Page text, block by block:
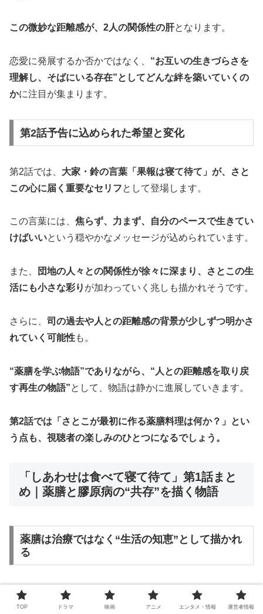
この微妙な距離感が、2人の関係性の肝となります。
恋愛に発展するか否かではなく、 “お互いの生きづらさを
理解し、そばにいる存在”としてどんな絆を築いていくの
かに注目が集まります。
第2話予告に込められた希望と変化
第2話では、 大家・鈴の言葉「果報は寝て待て」が、さと
この心に届く重要なセリフとして登場します。
この言葉には、 焦らず、力まず、自分のペースで生きてい
けばいいという穏やかなメッセージが込められています。
また、
団地の人々との関係性が徐々に深まり、さとこの生
活にも小さな彩り が加わっていく兆しも描かれそうです。
さらに、 司の過去や人との距離感の背景が少しずつ明かさ
れていく可能性も。
“薬膳を学ぶ物語”でありながら、“人との距離感を取り戻
す再生の物語”として、物語は静かに進展していきます。
第2話では「さとこが最初に作る薬膳料理は何か？」とい
う点も、視聴者の楽しみのひとつになるでしょう。
「しあわせは食べて寝て待て」第1話まと
め｜薬膳と膠原病の“共存”を描く物語
薬膳は治療ではなく“生活の知恵”として描かれ
る
「しあわせは食べて寝て待て」第1話では、 薬膳が特別な
医療行為ではなく、日常の中にある“生活の知恵”として描
TOP ドラマ 映画 アニメ エンタメ・情報 運営者情報